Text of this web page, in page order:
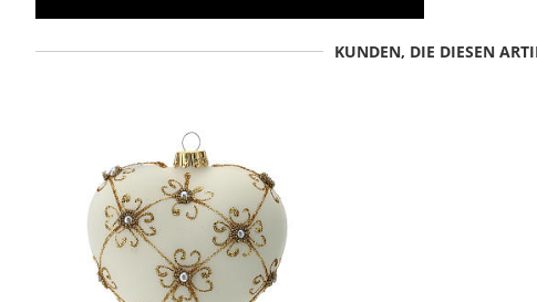
KUNDEN, DIE DIESEN